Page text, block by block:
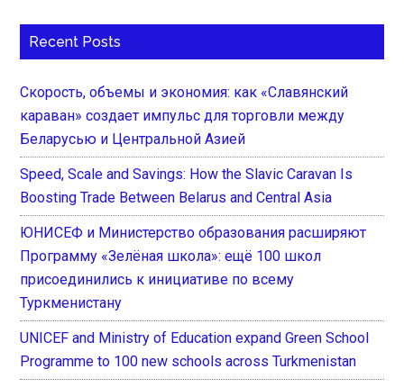
Recent Posts
Скорость, объемы и экономия: как «Славянский
караван» создает импульс для торговли между
Беларусью и Центральной Азией
Speed, Scale and Savings: How the Slavic Caravan Is
Boosting Trade Between Belarus and Central Asia
ЮНИСЕФ и Министерство образования расширяют
Программу «Зелёная школа»: ещё 100 школ
присоединились к инициативе по всему
Туркменистану
UNICEF and Ministry of Education expand Green School
Programme to 100 new schools across Turkmenistan